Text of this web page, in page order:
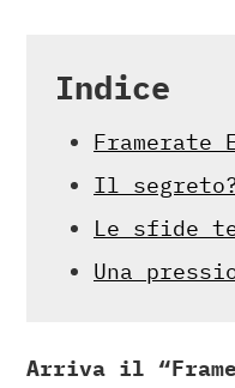
Indice
Il
Le sfide
Una
Arriva il